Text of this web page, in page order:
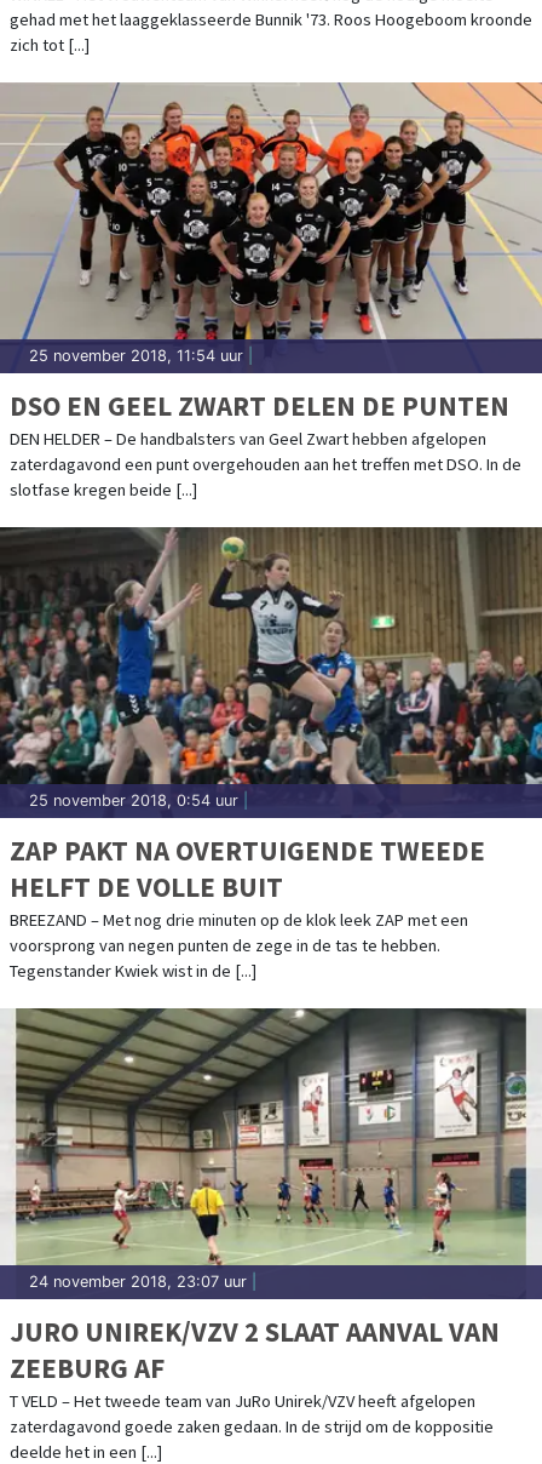
gehad met het laaggeklasseerde Bunnik '73. Roos Hoogeboom kroonde
zich tot [...]
25 november 2018, 11:54 uur
DSO EN GEEL ZWART DELEN DE PUNTEN
DEN HELDER – De handbalsters van Geel Zwart hebben afgelopen
zaterdagavond een punt overgehouden aan het treffen met DSO. In de
slotfase kregen beide [...]
25 november 2018, 0:54 uur
ZAP PAKT NA OVERTUIGENDE TWEEDE
HELFT DE VOLLE BUIT
BREEZAND – Met nog drie minuten op de klok leek ZAP met een
voorsprong van negen punten de zege in de tas te hebben.
Tegenstander Kwiek wist in de [...]
24 november 2018, 23:07 uur
JURO UNIREK/VZV 2 SLAAT AANVAL VAN
ZEEBURG AF
T VELD – Het tweede team van JuRo Unirek/VZV heeft afgelopen
zaterdagavond goede zaken gedaan. In de strijd om de koppositie
deelde het in een [...]